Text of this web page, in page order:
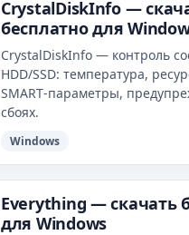
CrystalDiskInfo —
бесплатно для
CrystalDiskInfo — контроль
HDD/SSD: температура,
SMART‑параметры,
сбоях.
Windows
Everything — скачать
для Windows